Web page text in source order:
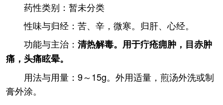
药性类别：暂未分类
性味与归经：苦、辛，微寒。归肝、心经。
功能与主治： 清热解毒。用于疔疮痈肿，目赤肿
痛，头痛眩晕。
用法与用量：9～15g。外用适量，煎汤外洗或制
膏外涂。